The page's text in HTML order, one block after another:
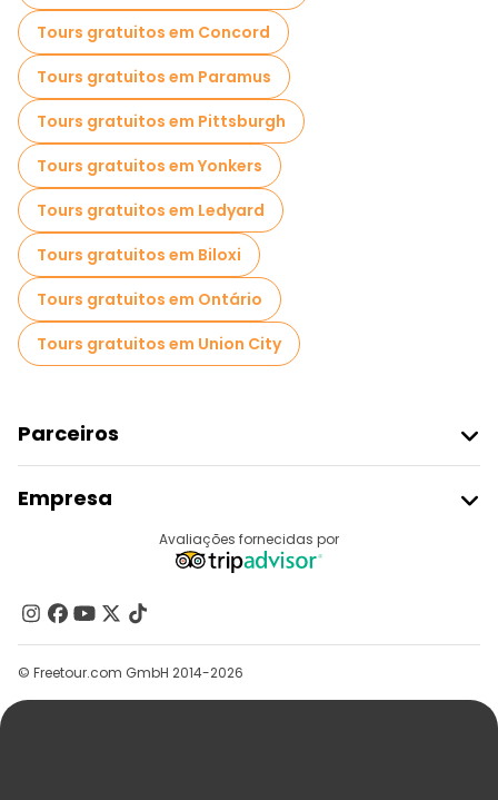
Tours gratuitos em Concord
Tours gratuitos em Paramus
Tours gratuitos em Pittsburgh
Tours gratuitos em Yonkers
Tours gratuitos em Ledyard
Tours gratuitos em Biloxi
Tours gratuitos em Ontário
Tours gratuitos em Union City
Parceiros
Registo Do Fornecedor
Programa De Afiliados
Empresa
Contacte-Nos
Grupos
Ajuda
Avaliações fornecidas por
© Freetour.com GmbH 2014-2026